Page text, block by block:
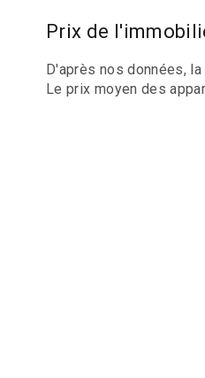
Prix de
D'après nos données,
Le prix moyen des